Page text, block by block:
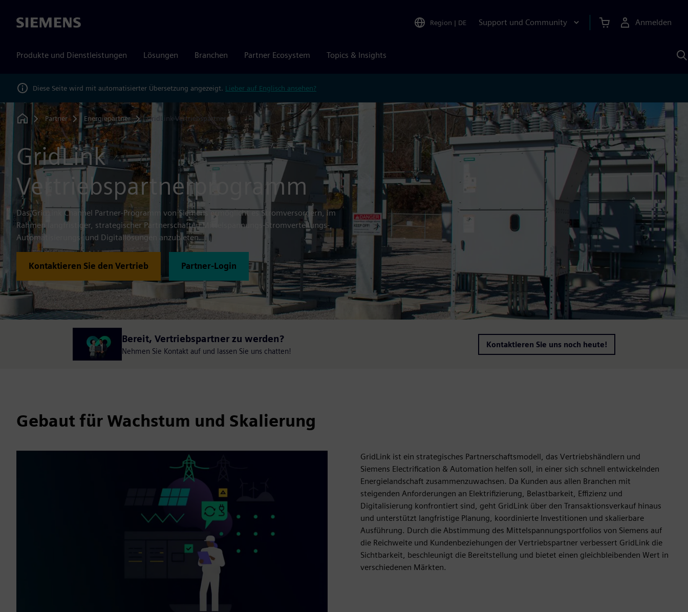
Siemens Region | DE Support und Community Anmelden
Produkte und Dienstleistungen Lösungen Branchen Partner Ecosystem Topics & Insights
KI
Diese Seite wird mit automatisierter Übersetzung angezeigt. Lieber auf Englisch ansehen?
Home
Partner Energiepartner GridLink-Vertriebspartner
GridLink
Vertriebspartnerprogramm
Das GridLink Channel Partner-Programm von Siemens ermöglicht es Stromversorgern, im
Rahmen langfristiger, strategischer Partnerschaften Mittelspannungs-Stromverteilungs-,
Automatisierungs- und Digitallösungen anzubieten.
Kontaktieren Sie den Vertrieb Partner-Login
Bereit, Vertriebspartner zu werden?
Nehmen Sie Kontakt auf und lassen Sie uns chatten!
Kontaktieren Sie uns noch heute!
Gebaut für Wachstum und Skalierung
GridLink ist ein strategisches Partnerschaftsmodell, das Vertriebshändlern und
Siemens Electrification & Automation helfen soll, in einer sich schnell entwickelnden
Energielandschaft zusammenzuwachsen. Da Kunden aus allen Branchen mit
steigenden Anforderungen an Elektrifizierung, Belastbarkeit, Effizienz und
Digitalisierung konfrontiert sind, geht GridLink über den Transaktionsverkauf hinaus
und unterstützt langfristige Planung, koordinierte Investitionen und skalierbare
Ausführung. Durch die Abstimmung des Mittelspannungsportfolios von Siemens auf
die Reichweite und Kundenbeziehungen der Vertriebspartner verbessert GridLink die
Sichtbarkeit, beschleunigt die Bereitstellung und bietet einen gleichbleibenden Wert in
verschiedenen Märkten.